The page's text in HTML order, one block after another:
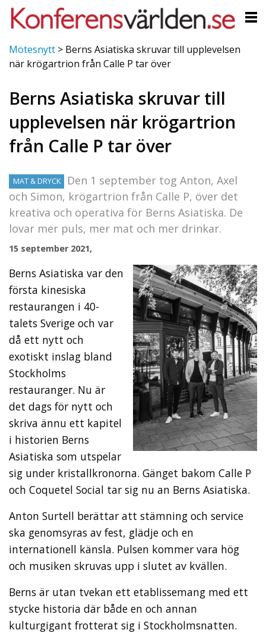
Mötesnytt > Berns Asiatiska skruvar till upplevelsen
när krögartrion från Calle P tar över
Berns Asiatiska skruvar till
upplevelsen när krögartrion
från Calle P tar över
MAT & DRYCK
Den 1 september tog Anton, Axel
och Simon, krögartrion från Calle P, över det
kreativa och operativa för Berns Asiatiska. De
lovar mer puls, mer mat och mer drinkar.
15 september 2021,
Berns Asiatiska var den
första kinesiska
restaurangen i 40-
talets Sverige och var
då ett nytt och
exotiskt inslag bland
Stockholms
restauranger. Nu är
det dags för nytt och
skriva ännu ett kapitel
i historien Berns
Asiatiska som utspelar
sig under kristallkronorna. Gänget bakom Calle P
och Coquetel Social tar sig nu an Berns Asiatiska.
Anton Surtell berättar att stämning och service
ska genomsyras av fest, glädje och en
internationell känsla. Pulsen kommer vara hög
och musiken skruvas upp i slutet av kvällen.
Berns är utan tvekan ett etablissemang med ett
stycke historia där både en och annan
kulturgigant frotterat sig i Stockholmsnatten.